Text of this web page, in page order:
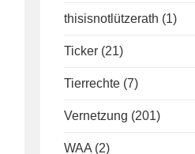
thisisnotlützerath (1)
Ticker (21)
Tierrechte (7)
Vernetzung (201)
WAA (2)